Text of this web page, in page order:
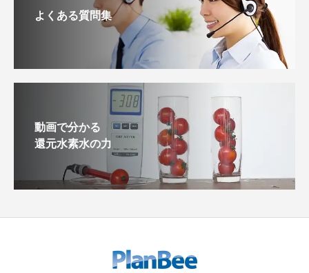
よくある質問集
動画で分かる
還元水素水の力